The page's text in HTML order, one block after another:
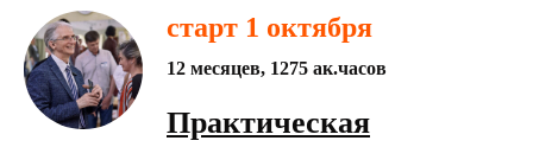
старт 1 октября
12 месяцев, 1275 ак.часов
Практическая